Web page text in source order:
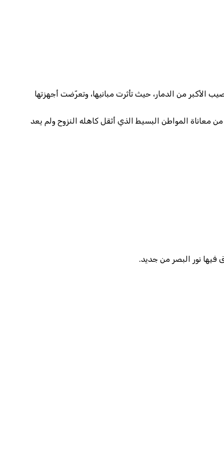
الأكبر من الدمار، حيث تأثرت مبانيها، وتعرّضت أجهزتها
معاناة المواطن البسيط الذي أثقل كاهله النزوح ولم يعد
نور البصر من جديد.